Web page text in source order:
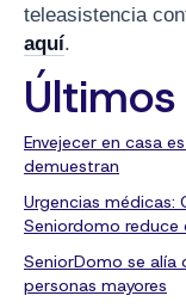
teleasistencia
aquí.
Envejecer en casa
demuestran
Urgencias médicas:
Seniordomo
SeniorDomo se
personas mayores